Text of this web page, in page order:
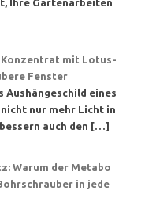
Ihre Gartenarbeiten
mit Lotus-
Fenster
Aushängeschild eines
nicht nur mehr Licht in
auch den […]
Warum der Metabo
in jede